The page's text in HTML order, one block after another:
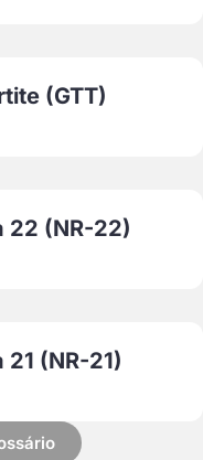
(GTT)
22 (NR-22)
(NR-21)